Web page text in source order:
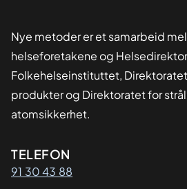
Nye metoder er et samarbeid
helseforetakene og
Folkehelseinstituttet,
produkter og Direktoratet for
atomsikkerhet.
Kontaktinformasjon
TELEFON
91 30 43 88